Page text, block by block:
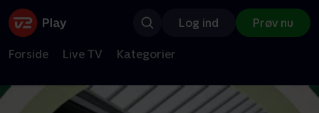
Log ind Prøv nu
Forside Live TV Kategorier